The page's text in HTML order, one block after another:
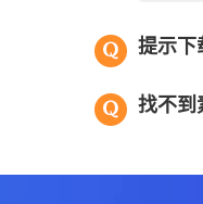
提示下
找不到